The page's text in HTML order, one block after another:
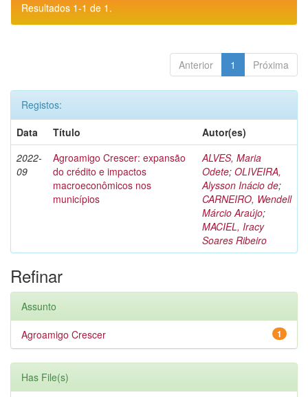
Resultados 1-1 de 1.
Anterior 1 Próxima
Registos:
Data
Título
Autor(es)
2022-
09
Agroamigo Crescer: expansão
do crédito e impactos
macroeconômicos nos
municípios
ALVES, Maria
Odete; OLIVEIRA,
Alysson Inácio de;
CARNEIRO, Wendell
Márcio Araújo;
MACIEL, Iracy
Soares Ribeiro
Refinar
Assunto
1
Agroamigo Crescer
Has File(s)